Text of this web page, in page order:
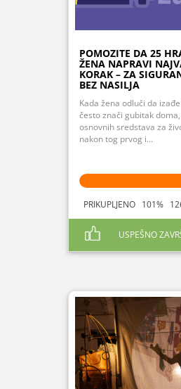
POMOZITE DA 25
ŽENA NAPRAVI
KORAK – ZA
BEZ NASILJA
Kada žena odluči da
često znači gubitak
osnovnih sredstava za
nakon tog prvog i...
PRIKUPLJENO 101%
USPEŠNO